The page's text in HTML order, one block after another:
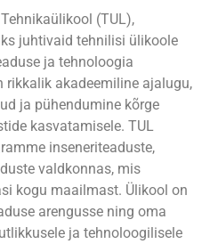
(TUL),
juhtivaid tehnilisi ülikoole
ja tehnoloogia
akadeemiline ajalugu,
ja pühendumine kõrge
kasvatamisele. TUL
inseneriteaduste,
valdkonnas, mis
kogu maailmast. Ülikool on
arengusse ning oma
ja tehnoloogilisele